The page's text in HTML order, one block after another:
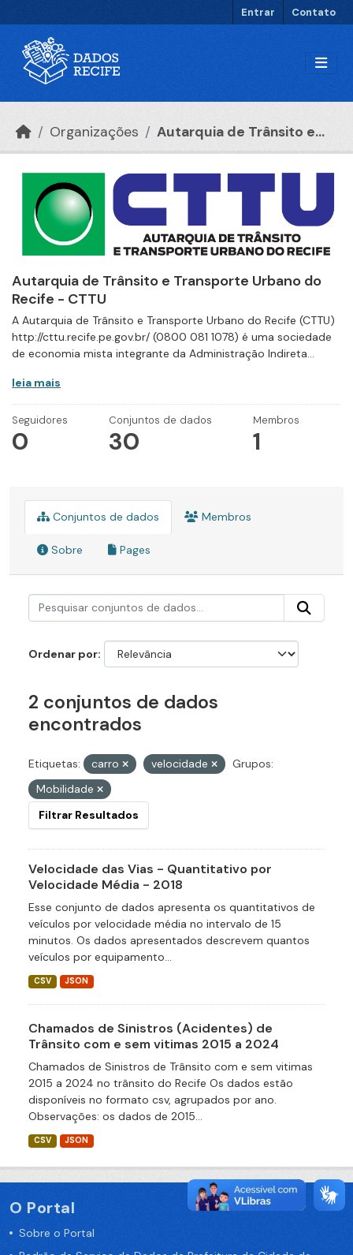
Entrar Contato
Organizações Autarquia de Trânsito e...
Autarquia de Trânsito e Transporte Urbano do
Recife - CTTU
A Autarquia de Trânsito e Transporte Urbano do Recife (CTTU)
http://cttu.recife.pe.gov.br/ (0800 081 1078) é uma sociedade
de economia mista integrante da Administração Indireta...
leia mais
Seguidores
0
Conjuntos de dados
30
Membros
1
Conjuntos de dados Membros
Sobre Pages
Ordenar por
2 conjuntos de dados
encontrados
Etiquetas: carro velocidade
Grupos:
Mobilidade
Filtrar Resultados
Velocidade das Vias - Quantitativo por
Velocidade Média - 2018
Esse conjunto de dados apresenta os quantitativos de
veículos por velocidade média no intervalo de 15
minutos. Os dados apresentados descrevem quantos
veículos por equipamento...
CSV JSON
Chamados de Sinistros (Acidentes) de
Trânsito com e sem vitimas 2015 a 2024
Chamados de Sinistros de Trânsito com e sem vitimas
2015 a 2024 no trânsito do Recife Os dados estão
disponíveis no formato csv, agrupados por ano.
Observações: os dados de 2015...
CSV JSON
O Portal
Sobre o Portal